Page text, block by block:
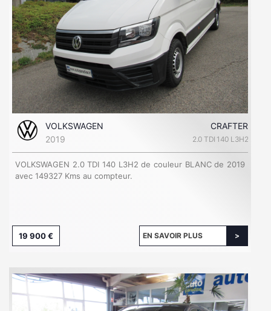
VOLKSWAGEN
CRAFTER
2019
2.0 TDI 140 L3H2
VOLKSWAGEN 2.0 TDI 140 L3H2 de couleur BLANC de 2019
avec 149327 Kms au compteur.
19 900 € EN SAVOIR PLUS